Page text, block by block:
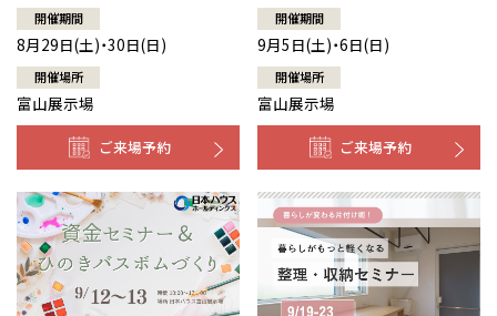
開催期間
8月29日(土)・30日(日)
開催場所
富山展示場
ご来場予約
開催期間
9月5日(土)・6日(日)
開催場所
富山展示場
ご来場予約